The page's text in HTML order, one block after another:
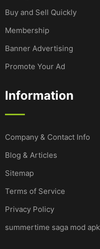
Buy and Sell Quickly
Membership
Banner Advertising
Promote Your Ad
Information
Company & Contact Info
Blog & Articles
Sitemap
Terms of Service
Privacy Policy
summertime saga mod apk